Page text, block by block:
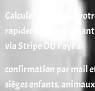
Calculer et réserver
rapidement en
via Stripe OU PayPal
confirmation par mail
sièges enfants,